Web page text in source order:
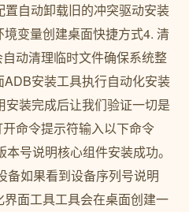
自动卸载旧的冲突驱动安装
变量创建桌面快捷方式4. 清
动清理临时文件确保系统整
安装工具执行自动化安装
装完成后让我们验证一切是
命令提示符输入以下命令
号说明核心组件安装成功。
备如果看到设备序列号说明
面工具工具会在桌面创建一